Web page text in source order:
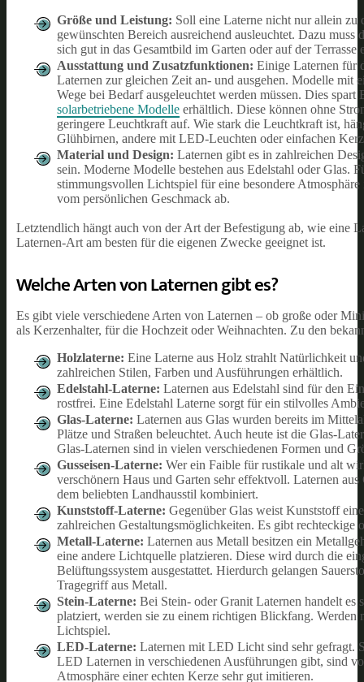
Größe und Leistung: Soll eine Laterne nicht nur allein zu
gewünschten Bereich ausreichend ausleuchtet. Dazu
sich gut in das Gesamtbild im Garten oder auf der Terrasse
Ausstattung und Zusatzfunktionen: Einige Laternen für
Laternen zur gleichen Zeit an- und ausgehen. Modelle mit
Wege bei Bedarf ausgeleuchtet werden müssen. Dies
solarbetriebene Modelle erhältlich. Diese können ohne
geringere Leuchtkraft auf. Wie stark die Leuchtkraft ist,
Glühbirnen, andere mit LED-Leuchten oder einfachen
Material und Design: Laternen gibt es in zahlreichen
sein. Moderne Modelle bestehen aus Edelstahl oder Glas.
stimmungsvollen Lichtspiel für eine besondere
vom persönlichen Geschmack ab.
Letztendlich hängt auch von der Art der Befestigung ab, wie eine
Laternen-Art am besten für die eigenen Zwecke geeignet ist.
Welche Arten von Laternen gibt es?
Es gibt viele verschiedene Arten von Laternen – ob große oder
als Kerzenhalter, für die Hochzeit oder Weihnachten. Zu den
Holzlaterne: Eine Laterne aus Holz strahlt Natürlichkeit
zahlreichen Stilen, Farben und Ausführungen erhältlich.
Edelstahl-Laterne: Laternen aus Edelstahl sind für den
rostfrei. Eine Edelstahl Laterne sorgt für ein stilvolles
Glas-Laterne: Laternen aus Glas wurden bereits im
Plätze und Straßen beleuchtet. Auch heute ist die Glas-
Glas-Laternen sind in vielen verschiedenen Formen und
Gusseisen-Laterne: Wer ein Faible für rustikale und alt
verschönern Haus und Garten sehr effektvoll. Laternen
dem beliebten Landhausstil kombiniert.
Kunststoff-Laterne: Gegenüber Glas weist Kunststoff
zahlreichen Gestaltungsmöglichkeiten. Es gibt
Metall-Laterne: Laternen aus Metall besitzen ein
eine andere Lichtquelle platzieren. Diese wird durch die
Belüftungssystem ausgestattet. Hierdurch gelangen
Tragegriff aus Metall.
Stein-Laterne: Bei Stein- oder Granit Laternen handelt es
platziert, werden sie zu einem richtigen Blickfang. Werden
Lichtspiel.
LED-Laterne: Laternen mit LED Licht sind sehr gefragt.
LED Laternen in verschiedenen Ausführungen gibt, sind
Atmosphäre einer echten Kerze sehr gut imitieren.